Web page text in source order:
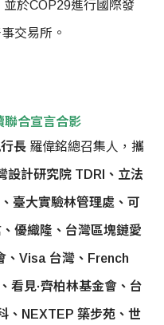
於COP29進行國際發
交易所。
聯合宣言合影
長 羅偉銘總召集人，攜
設計研究院 TDRI、立法
臺大實驗林管理處、可
優織隆、台灣區塊鏈愛
、Visa 台灣、French
看見·齊柏林基金會、台
、NEXTEP 築步苑、世